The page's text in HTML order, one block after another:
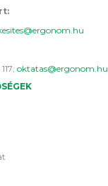
oktatas@ergonom.hu